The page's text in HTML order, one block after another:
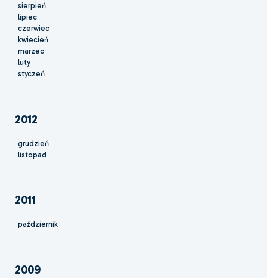
sierpień
lipiec
czerwiec
kwiecień
marzec
luty
styczeń
2012
grudzień
listopad
2011
październik
2009